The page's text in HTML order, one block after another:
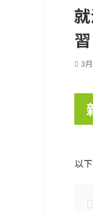
3
以